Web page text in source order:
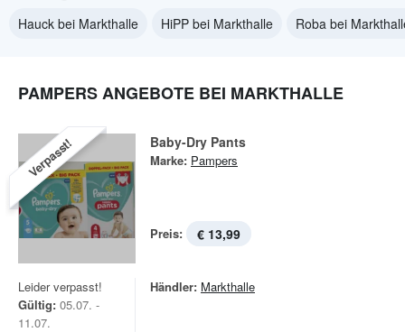
Hauck bei Markthalle
HiPP bei Markthalle Roba bei
PAMPERS ANGEBOTE BEI MARKTHALLE
Verpasst! Baby-Dry Pants
Marke: Pampers
Preis: € 13,99
Leider verpasst!
Gültig: 05.07. -
11.07.
Händler: Markthalle